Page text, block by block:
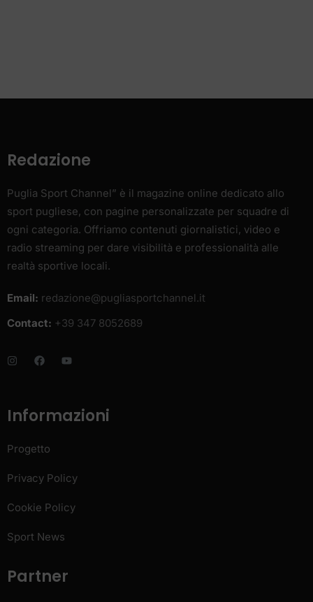
Redazione
Puglia Sport Channel” è il magazine online dedicato allo
sport pugliese, con pagine personalizzate per squadre di
ogni categoria. Offriamo contenuti giornalistici, video e
radio streaming per dare visibilità e professionalità alle
realtà sportive locali.
Email: redazione@pugliasportchannel.it
Contact: +39 347 8052689
Informazioni
Progetto
Privacy Policy
Cookie Policy
Sport News
Partner